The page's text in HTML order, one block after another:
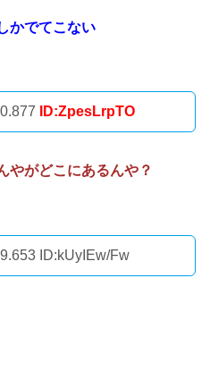
かでてこない
ID:ZpesLrpTO
やがどこにあるんや？
ID:kUyIEw/Fw